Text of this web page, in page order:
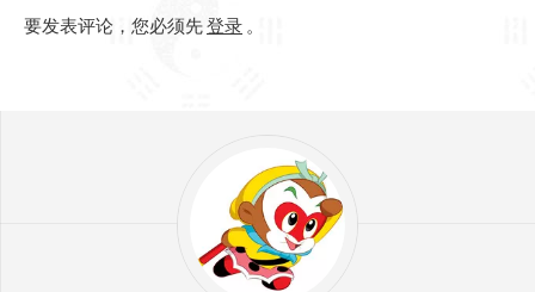
要发表评论，您必须先登录 。